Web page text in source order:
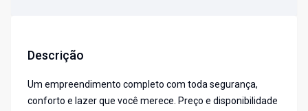
Descrição
Um empreendimento completo com toda segurança,
conforto e lazer que você merece. Preço e disponibilidade